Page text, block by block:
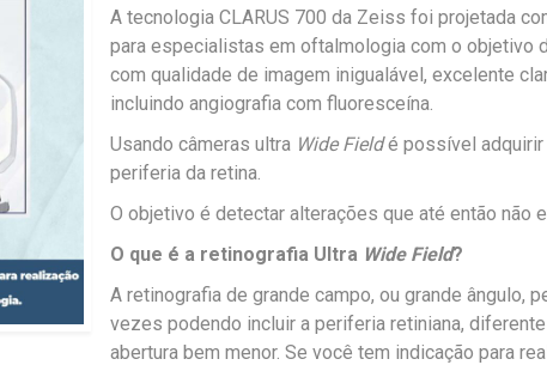
A tecnologia CLARUS 700 da Zeiss foi projetada
para especialistas em oftalmologia com o objetivo
com qualidade de imagem inigualável, excelente
incluindo angiografia com fluoresceína.
Usando câmeras ultra Wide Fieldé possível adquirir
periferia da retina.
O objetivo é detectar alterações que até então
O que é a retinografia Ultra Wide Field?
A retinografia de grande campo, ou grande ângulo,
vezes podendo incluir a periferia retiniana,
abertura bem menor. Se você tem indicação para